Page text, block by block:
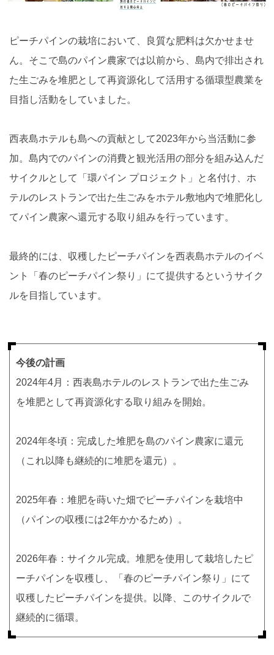
ピーチパインの栽培において、良質な肥料は欠かせませ
ん。そこで島のパイン農家では以前から、島内で排出され
た生ごみを堆肥として再資源化して活用する循環型農業を
目指し活動をしていました。
西表島ホテルも島への貢献として2023年から当活動に参
加。島内でのパインの消費と観光活用の部分を組み込んだ
サイクルとして「環パイン プロジェクト」と名付け、ホ
テルのレストランで出た生ごみをホテル敷地内で堆肥化し
てパイン農家へ還元する取り組みを行っています。
最終的には、収穫したピーチパインを西表島ホテルのイベ
ント「春のピーチパイン祭り」にて提供するというサイク
ルを目指しています。
今後の計画
2024年4月：西表島ホテルのレストランで出た生ごみ
を堆肥として再資源化する取り組みを開始。
2024年冬頃：完成した堆肥を島のパイン農家に還元
（これ以降も継続的に堆肥を還元）。
2025年春：堆肥を蒔いた畑でピーチパインを栽培中
（パインの収穫には2年かかるため）。
2026年春：サイクル完成。堆肥を使用して栽培したピ
ーチパインを収穫し、「春のピーチパイン祭り」にて
収穫したピーチパインを提供。以降、このサイクルで
継続的に循環。